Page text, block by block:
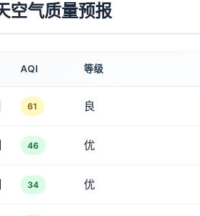
空气质量预报
AQI 等级
61 良
46 优
34 优